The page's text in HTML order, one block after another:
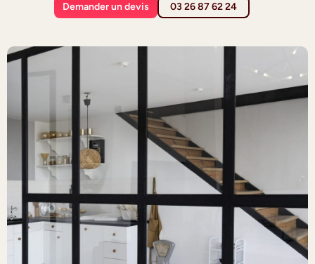
Demander un devis 03 26 87 62 24